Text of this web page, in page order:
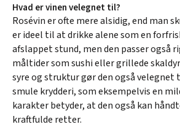
Hvad er vinen velegnet til?
Rosévin er ofte mere alsidig, end man
er ideel til at drikke alene som en
afslappet stund, men den passer
måltider som sushi eller grillede
syre og struktur gør den også velegnet
smule krydderi, som eksempelvis en
karakter betyder, at den også kan
kraftfulde retter.